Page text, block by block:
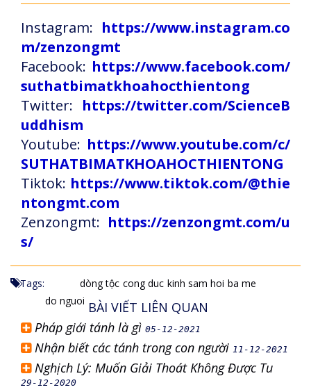
Instagram: https://www.instagram.co
m/zenzongmt
Facebook: https://www.facebook.com/
suthatbimatkhoahocthientong
Twitter: https://twitter.com/ScienceB
uddhism
Youtube: https://www.youtube.com/c/
SUTHATBIMATKHOAHOCTHIENTONG
Tiktok: https://www.tiktok.com/@thie
ntongmt.com
Zenzongmt: https://zenzongmt.com/u
s/
Tags: dòng tộc cong duc kinh sam hoi ba me
do nguoi BÀI VIẾT LIÊN QUAN
Pháp giới tánh là gì 05-12-2021
Nhận biết các tánh trong con người 11-12-2021
Nghịch Lý: Muốn Giải Thoát Không Được Tu
29-12-2020